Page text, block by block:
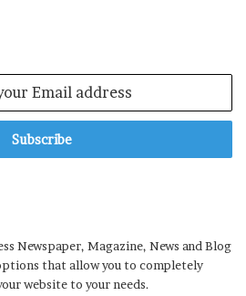
Newspaper, Magazine, News and Blog
that allow you to completely
website to your needs.